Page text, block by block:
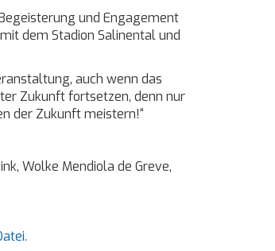
und Engagement
dem Stadion Salinental und
auch wenn das
Zukunft fortsetzen, denn nur
der Zukunft meistern!“
Wolke Mendiola de Greve,